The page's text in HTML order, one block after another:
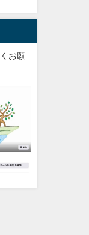
お願